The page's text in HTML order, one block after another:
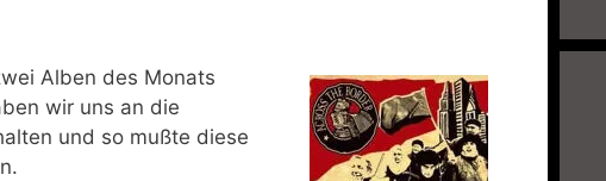
Alben des Monats
wir uns an die
und so mußte diese